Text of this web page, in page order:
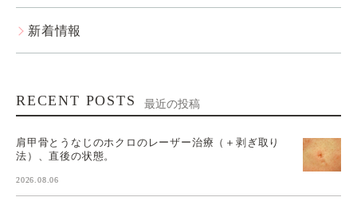
新着情報
RECENT POSTS 最近の投稿
肩甲骨とうなじのホクロのレーザー治療（＋剥ぎ取り
法）、直後の状態。
2026.08.06